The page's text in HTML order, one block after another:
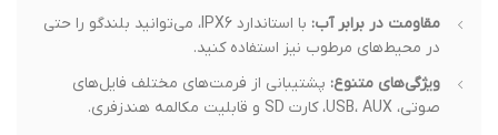
مقاومت در برابر آب:
با استاندارد IPX6، می‌توانید بلندگو را حتی
در محیط‌های مرطوب نیز استفاده کنید.
ویژگی‌های متنوع:پشتیبانی از فرمت‌های مختلف فایل‌های
صوتی، USB، AUX، کارت SD و قابلیت مکالمه هندزفری.